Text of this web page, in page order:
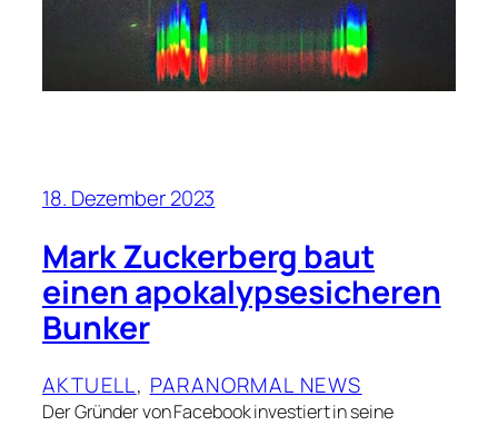
18. Dezember 2023
Mark Zuckerberg baut
einen apokalypsesicheren
Bunker
AKTUELL, PARANORMAL NEWS
Der Gründer von Facebook investiert in seine